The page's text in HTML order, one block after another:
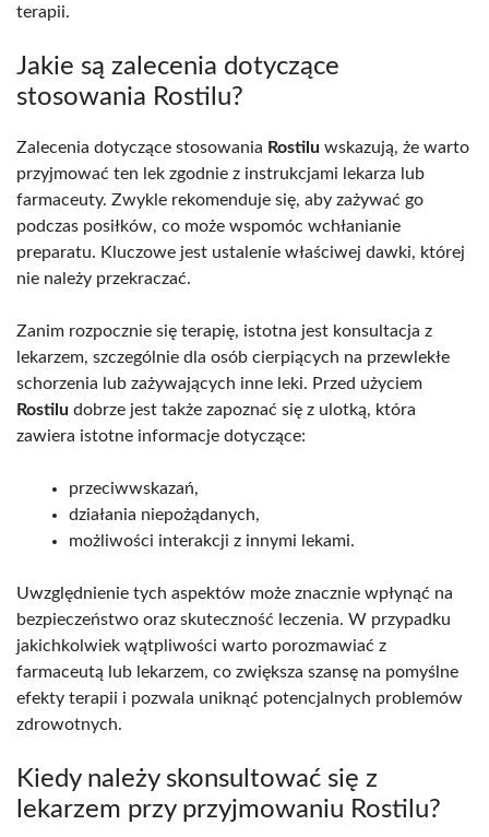
terapii.
Jakie są zalecenia dotyczące
stosowania Rostilu?
Zalecenia dotyczące stosowania Rostilu wskazują, że warto
przyjmować ten lek zgodnie z instrukcjami lekarza lub
farmaceuty. Zwykle rekomenduje się, aby zażywać go
podczas posiłków, co może wspomóc wchłanianie
preparatu. Kluczowe jest ustalenie właściwej dawki, której
nie należy przekraczać.
Zanim rozpocznie się terapię, istotna jest konsultacja z
lekarzem, szczególnie dla osób cierpiących na przewlekłe
schorzenia lub zażywających inne leki. Przed użyciem
Rostilu dobrze jest także zapoznać się z ulotką, która
zawiera istotne informacje dotyczące:
przeciwwskazań,
działania niepożądanych,
możliwości interakcji z innymi lekami.
Uwzględnienie tych aspektów może znacznie wpłynąć na
bezpieczeństwo oraz skuteczność leczenia. W przypadku
jakichkolwiek wątpliwości warto porozmawiać z
farmaceutą lub lekarzem, co zwiększa szansę na pomyślne
efekty terapii i pozwala uniknąć potencjalnych problemów
zdrowotnych.
Kiedy należy skonsultować się z
lekarzem przy przyjmowaniu Rostilu?